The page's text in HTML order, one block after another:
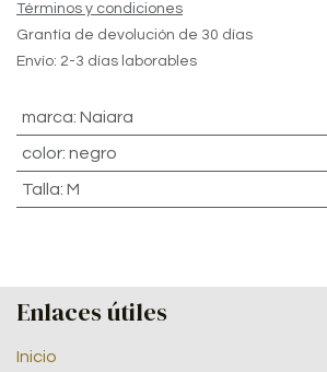
Términos y condiciones
Grantía de devolución de 30 días
Envío: 2-3 días laborables
marca: Naiara
color: negro
Talla: M
Enlaces útiles
Inicio